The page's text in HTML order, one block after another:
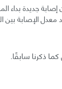
جديدة بداء
إذ توجد 2.3 مليون مصابة بين عمري 14 و 49
ذكرنا سابقًا.